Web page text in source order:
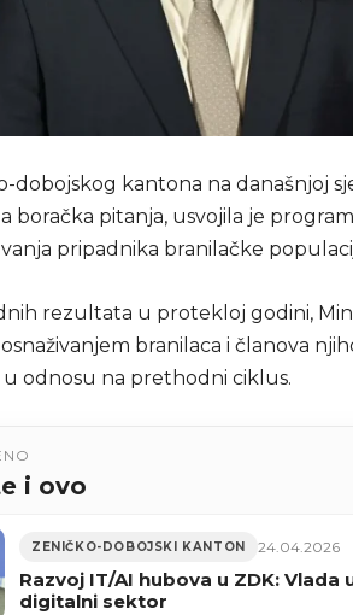
dobojskog kantona na današnjoj
boračka pitanja, usvojila je
pripadnika branilačke
rezultata u protekloj godini,
branilaca i članova
odnosu na prethodni ciklus.
i ovo
ZENIČKO-DOBOJSKI KANTON 24.04.2026
Razvoj IT/AI hubova u ZDK:
digitalni sektor